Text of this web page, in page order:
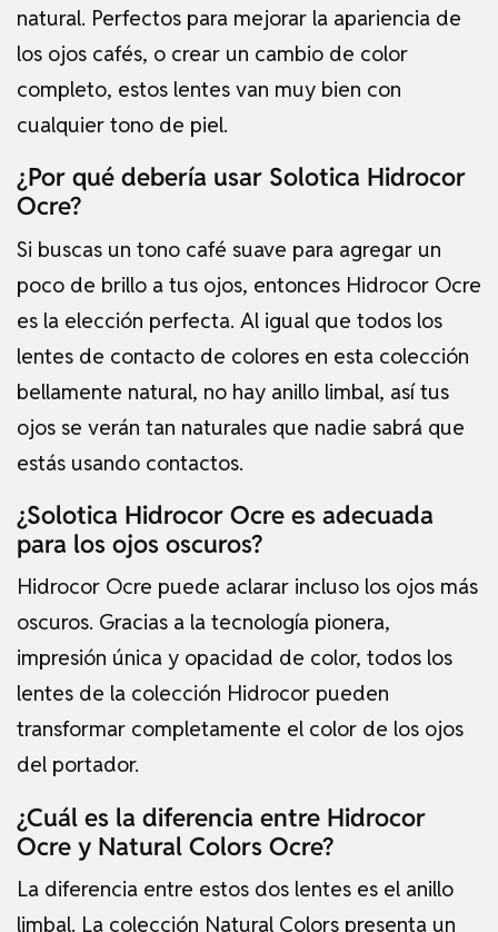
natural. Perfectos para mejorar la apariencia de
los ojos cafés, o crear un cambio de color
completo, estos lentes van muy bien con
cualquier tono de piel.
¿Por qué debería usar Solotica Hidrocor
Ocre?
Si buscas un tono café suave para agregar un
poco de brillo a tus ojos, entonces Hidrocor Ocre
es la elección perfecta. Al igual que todos los
lentes de contacto de colores en esta colección
bellamente natural, no hay anillo limbal, así tus
ojos se verán tan naturales que nadie sabrá que
estás usando contactos.
¿Solotica Hidrocor Ocre es adecuada
para los ojos oscuros?
Hidrocor Ocre puede aclarar incluso los ojos más
oscuros. Gracias a la tecnología pionera,
impresión única y opacidad de color, todos los
lentes de la colección Hidrocor pueden
transformar completamente el color de los ojos
del portador.
¿Cuál es la diferencia entre Hidrocor
Ocre y Natural Colors Ocre?
La diferencia entre estos dos lentes es el anillo
limbal. La colección Natural Colors presenta un